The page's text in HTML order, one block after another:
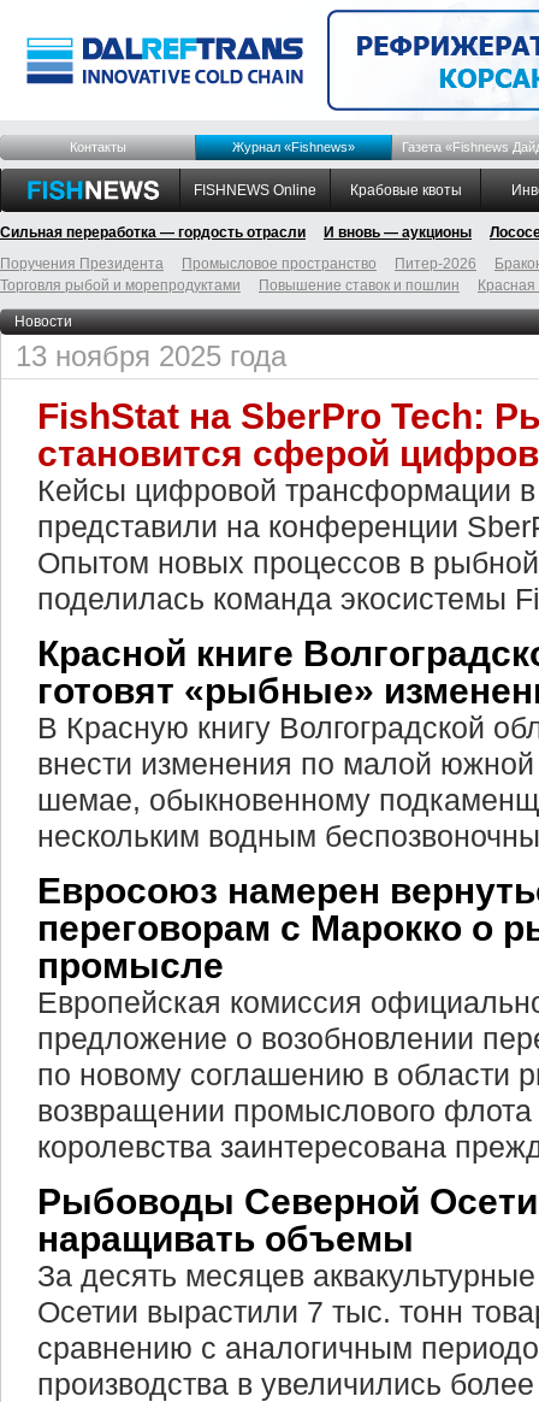
Контакты Журнал «Fishnews» Газета «Fishnews
FISHNEWS Online Крабовые квоты
Сильная переработка — гордость отрасли И вновь — аукционы
Поручения Президента
Промысловое пространство Питер-2026
Торговля рыбой и морепродуктами
Повышение ставок и пошлин
Новости
13 ноября 2025 года
FishStat на SberPro Tech:
становится сферой
Кейсы цифровой трансформации в
представили на конференции
Опытом новых процессов в
поделилась команда экосистемы
Красной книге
готовят «рыбные»
В Красную книгу Волгоградской
внести изменения по малой
шемае, обыкновенному
нескольким водным
Евросоюз намерен
переговорам с Марокко о
промысле
Европейская комиссия
предложение о возобновлении
по новому соглашению в области
возвращении промыслового
королевства заинтересована
Рыбоводы Северной
наращивать объемы
За десять месяцев
Осетии вырастили 7 тыс. тонн
сравнению с аналогичным
производства в увеличились